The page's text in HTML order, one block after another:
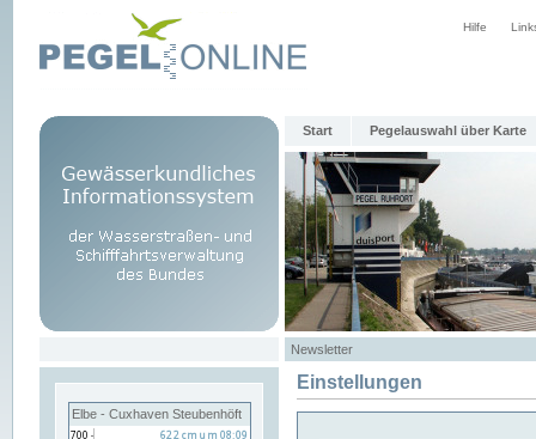
Hilfe
Start Pegelauswahl über Karte
Newsletter
Elbe - Cuxhaven Steubenhöft
Einstellungen